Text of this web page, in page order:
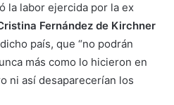
la labor ejercida por la ex
Fernández de Kirchner
país, que “no podrán
más como lo hicieron en
ni así desaparecerían los